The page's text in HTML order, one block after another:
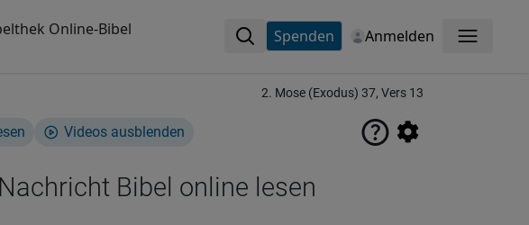
Online-Bibel Spenden Anmelden Menü
2. Mose (Exodus) 37, Vers 13
Videos ausblenden
Bibel online lesen